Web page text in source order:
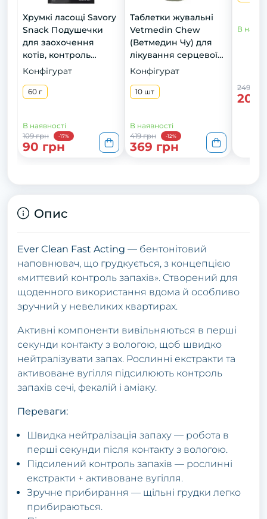
Хрумкі ласощі Savory
Snack Подушечки
для заохочення
котів, контроль
шерстяних кульок,
Конфігурат
60 г
В наявності
109 грн
-17%
90 грн
Таблетки жувальні
Vetmedin Chew
(Ветмедин Чу) для
лікування серцевої
недостатності, 5 мг, 10
Конфігурат
10 шт
В наявності
419 грн
-12%
369 грн
В
249 грн
209
Опис
Ever Clean Fast Acting — бентонітовий
наповнювач, що грудкується, з концепцією
«миттєвий контроль запахів». Створений для
щоденного використання вдома й особливо
зручний у невеликих квартирах.
Активні компоненти вивільняються в перші
секунди контакту з вологою, щоб швидко
нейтралізувати запах. Рослинні екстракти та
активоване вугілля підсилюють контроль
запахів сечі, фекалій і аміаку.
Переваги:
Швидка нейтралізація запаху — робота в
перші секунди після контакту з вологою.
Підсилений контроль запахів — рослинні
екстракти + активоване вугілля.
Зручне прибирання — щільні грудки легко
прибираються.